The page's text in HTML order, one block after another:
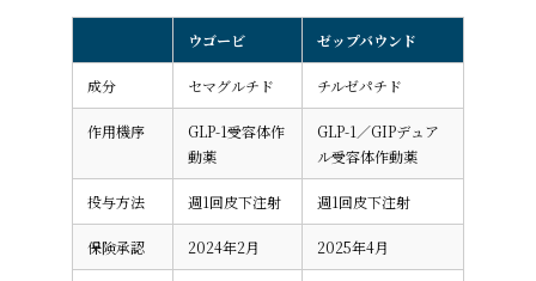
ウゴービ ゼップバウンド
成分 セマグルチド チルゼパチド
作用機序
GLP-1受容体作
動薬
GLP-1／GIPデュア
ル受容体作動薬
投与方法 週1回皮下注射 週1回皮下注射
保険承認 2024年2月 2025年4月